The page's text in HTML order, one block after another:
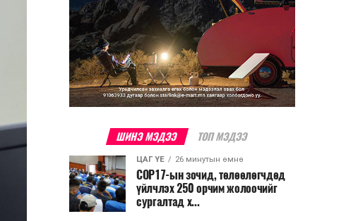
ШИНЭ МЭДЭЭ ТОП МЭДЭЭ
ЦАГ ҮЕ 26 минутын өмнө
COP17-ын зочид, төлөөлөгчдөд
үйлчлэх 250 орчим жолоочийг
сургалтад х...